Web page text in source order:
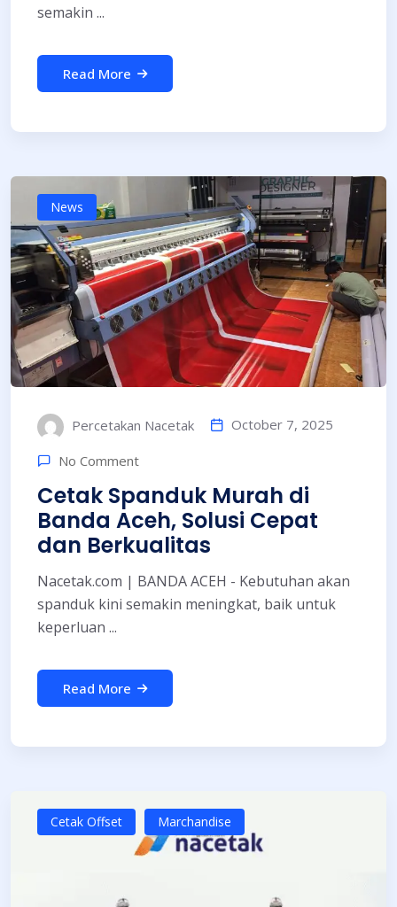
semakin ...
Read More
News
Percetakan Nacetak October 7, 2025
No Comment
Cetak Spanduk Murah di
Banda Aceh, Solusi Cepat
dan Berkualitas
Nacetak.com | BANDA ACEH - Kebutuhan akan
spanduk kini semakin meningkat, baik untuk
keperluan ...
Read More
Cetak Offset Marchandise